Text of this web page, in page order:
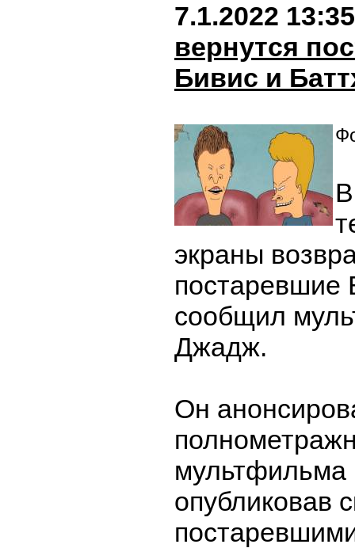
7.1.2022 13:35
вернутся
Бивис и
экраны
постаревшие
сообщил
Джадж.
Он
мультфильма
опубликовав